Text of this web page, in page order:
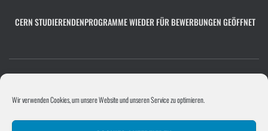
Wir verwenden Cookies, um unsere Website und unseren Service zu optimieren.
CERN STUDIERENDENPROGRAMME WIEDER FÜR BEWERBUNGEN GEÖFFNET